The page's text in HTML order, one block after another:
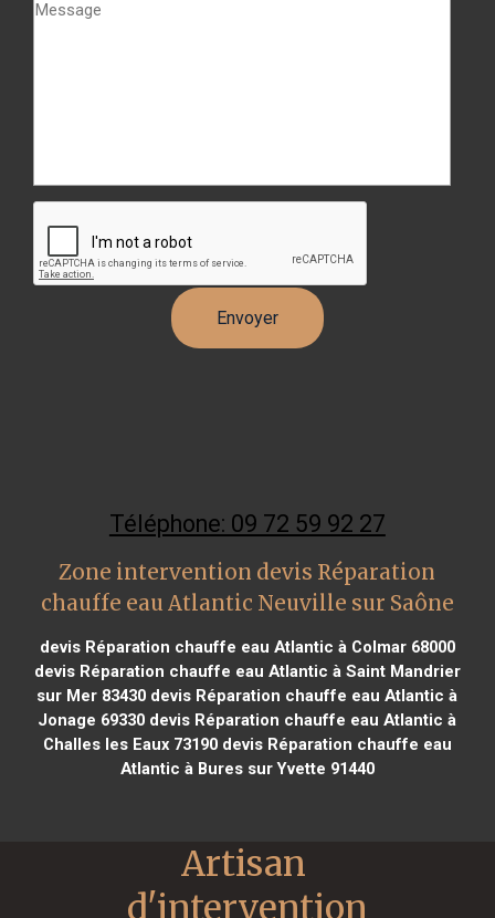
Téléphone: 09 72 59 92 27
Zone intervention devis Réparation
chauffe eau Atlantic Neuville sur Saône
devis Réparation chauffe eau Atlantic à Colmar 68000
devis Réparation chauffe eau Atlantic à Saint Mandrier
sur Mer 83430 devis Réparation chauffe eau Atlantic à
Jonage 69330 devis Réparation chauffe eau Atlantic à
Challes les Eaux 73190devis Réparation chauffe eau
Atlantic à Bures sur Yvette 91440
Artisan
d'intervention